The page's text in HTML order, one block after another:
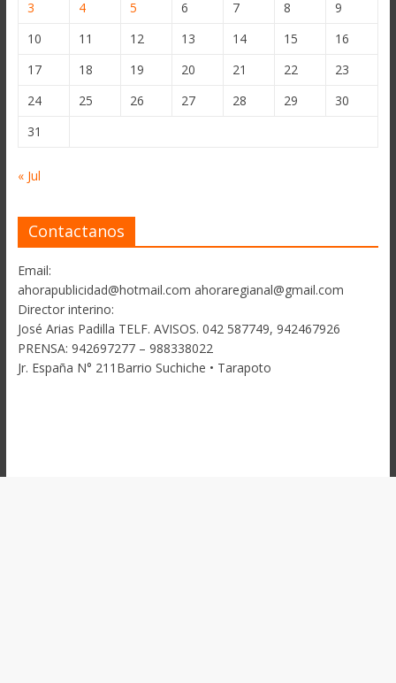
3
4 5 6 7 8
9
10
11 12 13 14 15
16
17
18 19 20 21 22
23
24
25 26 27 28 29
30
31
« Jul
Contactanos
Email:
ahorapublicidad@hotmail.com ahoraregianal@gmail.com
Director interino:
José Arias Padilla TELF. AVISOS. 042 587749, 942467926
PRENSA: 942697277 – 988338022
Jr. España N° 211Barrio Suchiche • Tarapoto